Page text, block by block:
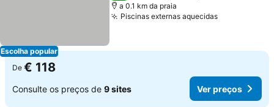
Escolha popular
a 0.1 km da praia
Piscinas externas aquecidasVer preços
De € 118
Consulte os preços de 9 sites Ver preços